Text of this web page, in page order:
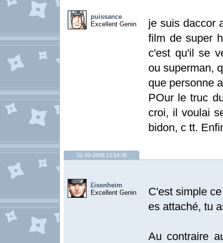
puissance
Excellent Genin
je suis daccor
film de super
c'est qu'il se
ou superman,
que personne
POur le truc
croi, il voulai
bidon, c tt.
01-09-2008 13:54:36
£isenheim
Excellent Genin
C'est simple
es attaché, tu
Au contraire